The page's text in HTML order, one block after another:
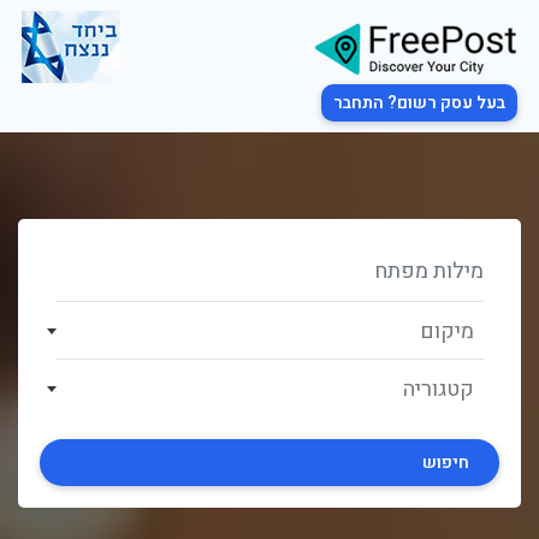
בעל עסק רשום? התחבר
מיקום
קטגוריה
חיפוש